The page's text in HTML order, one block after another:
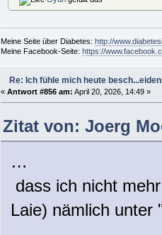
Meine Seite über Diabetes: http://
Meine Facebook-Seite: https://
Re: Ich fühle mich heute
« Antwort #856 am: April 20, 2026, 14:49 »
Zitat von: Joerg
…
dass ich nicht
Laie) nämlich unter